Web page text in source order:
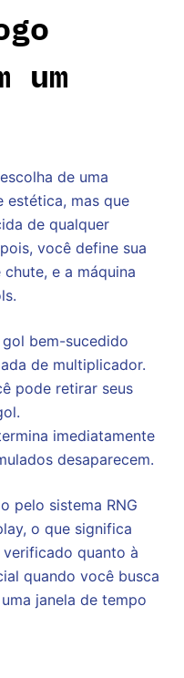
um
de uma
estética, mas que
de qualquer
você define sua
e a máquina
gol bem-sucedido
de multiplicador.
pode retirar seus
imediatamente
desaparecem.
pelo sistema RNG
o que significa
quanto à
quando você busca
janela de tempo